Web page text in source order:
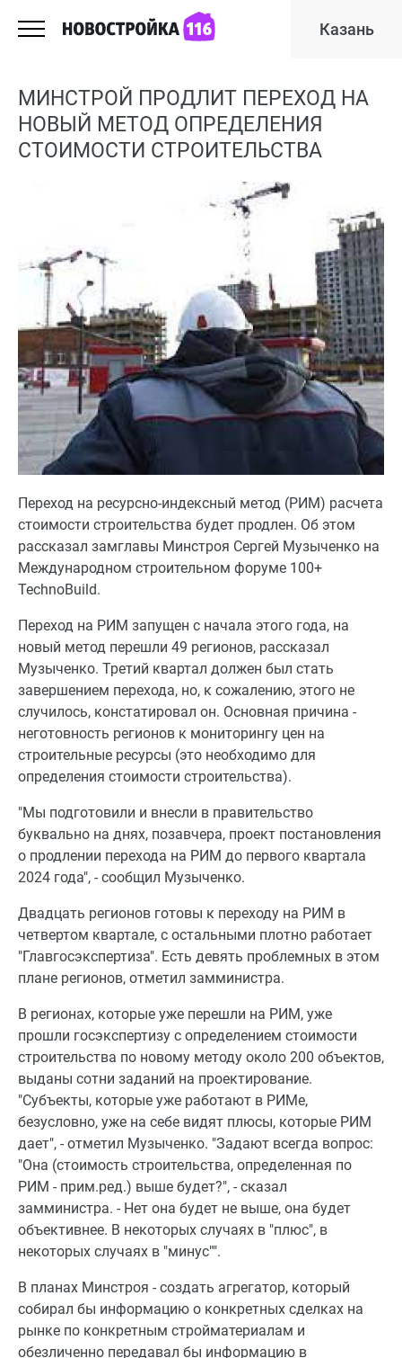
Казань
МИНСТРОЙ ПРОДЛИТ ПЕРЕХОД НА
НОВЫЙ МЕТОД ОПРЕДЕЛЕНИЯ
СТОИМОСТИ СТРОИТЕЛЬСТВА
Переход на ресурсно-индексный метод (РИМ) расчета
стоимости строительства будет продлен. Об этом
рассказал замглавы Минстроя Сергей Музыченко на
Международном строительном форуме 100+
TechnoBuild.
Переход на РИМ запущен с начала этого года, на
новый метод перешли 49 регионов, рассказал
Музыченко. Третий квартал должен был стать
завершением перехода, но, к сожалению, этого не
случилось, констатировал он. Основная причина -
неготовность регионов к мониторингу цен на
строительные ресурсы (это необходимо для
определения стоимости строительства).
"Мы подготовили и внесли в правительство
буквально на днях, позавчера, проект постановления
о продлении перехода на РИМ до первого квартала
2024 года", - сообщил Музыченко.
Двадцать регионов готовы к переходу на РИМ в
четвертом квартале, с остальными плотно работает
"Главгосэкспертиза". Есть девять проблемных в этом
плане регионов, отметил замминистра.
В регионах, которые уже перешли на РИМ, уже
прошли госэкспертизу с определением стоимости
строительства по новому методу около 200 объектов,
выданы сотни заданий на проектирование.
"Субъекты, которые уже работают в РИМе,
безусловно, уже на себе видят плюсы, которые РИМ
дает", - отметил Музыченко. "Задают всегда вопрос:
"Она (стоимость строительства, определенная по
РИМ - прим.ред.) выше будет?", - сказал
замминистра. - Нет она будет не выше, она будет
объективнее. В некоторых случаях в "плюс", в
некоторых случаях в "минус"".
В планах Минстроя - создать агрегатор, который
собирал бы информацию о конкретных сделках на
рынке по конкретным стройматериалам и
обезличенно передавал бы информацию в